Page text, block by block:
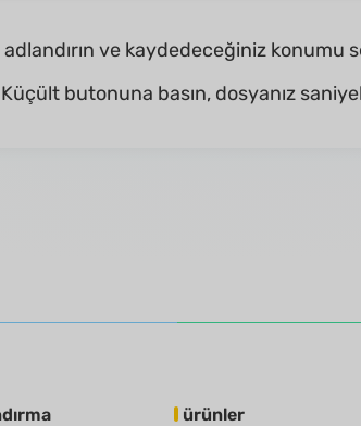
adlandırın ve kaydedeceğiniz konumu
butonuna basın, dosyanız
ürünler